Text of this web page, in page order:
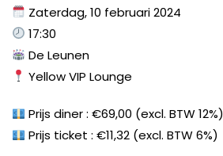
Zaterdag, 10 februari 2024
17:30
De Leunen
Yellow VIP Lounge
Prijs diner : €69,00 (excl. BTW 12%)
Prijs ticket : €11,32 (excl. BTW 6%)